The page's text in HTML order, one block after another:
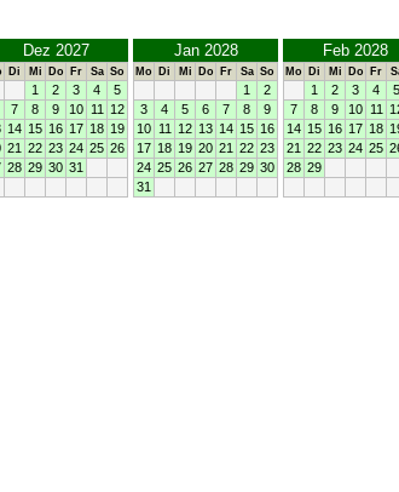
Dez 2027
Di Mi Do Fr Sa So
1 2 3 4
5
7 8 9 10 11
12
14 15 16 17 18 19
21 22 23 24 25 26
28 29 30 31
Jan 2028
Mo Di Mi Do Fr Sa So
1
2
3
4 5 6 7 8
9
10 11 12 13 14 15 16
17 18 19 20 21 22 23
24 25 26 27 28 29 30
31
Feb 2028
Mo Di Mi Do Fr
1 2 3 4 5
7
8 9 10 11
14 15 16 17 18
21 22 23 24 25
28 29